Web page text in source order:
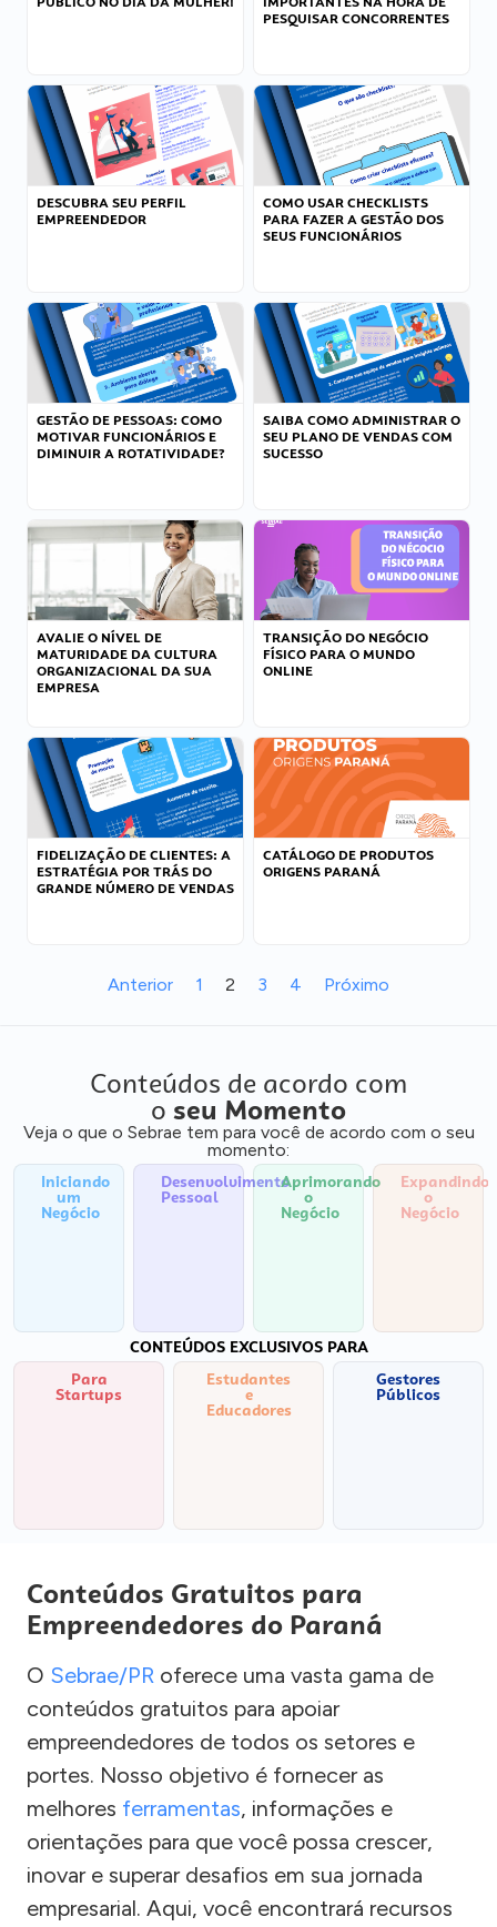
PESQUISAR CONCORRENTES
DESCUBRA SEU PERFIL
EMPREENDEDOR
COMO USAR CHECKLISTS
PARA FAZER A GESTÃO DOS
SEUS FUNCIONÁRIOS
GESTÃO DE PESSOAS: COMO
MOTIVAR FUNCIONÁRIOS E
DIMINUIR A ROTATIVIDADE?
SAIBA COMO ADMINISTRAR O
SEU PLANO DE VENDAS COM
SUCESSO
AVALIE O NÍVEL DE
MATURIDADE DA CULTURA
ORGANIZACIONAL DA SUA
EMPRESA
TRANSIÇÃO DO NEGÓCIO
FÍSICO PARA O MUNDO
ONLINE
FIDELIZAÇÃO DE CLIENTES: A
ESTRATÉGIA POR TRÁS DO
GRANDE NÚMERO DE VENDAS
CATÁLOGO DE PRODUTOS
ORIGENS PARANÁ
Anterior 1 2 3 4 Próximo
Conteúdos de acordo com
o seu Momento
Veja o que o Sebrae tem para você de acordo com o seu
momento:
Iniciando
um
Negócio
Desenvolvimento
Pessoal
Aprimorando
o
Negócio
Expandindo
o
Negócio
CONTEÚDOS EXCLUSIVOS PARA
Para
Startups
Estudantes
e
Educadores
Gestores
Públicos
Conteúdos Gratuitos para
Empreendedores do Paraná
O Sebrae/PR oferece uma vasta gama de
conteúdos gratuitos para apoiar
empreendedores de todos os setores e
portes. Nosso objetivo é fornecer as
melhores ferramentas, informações e
orientações para que você possa crescer,
inovar e superar desafios em sua jornada
empresarial. Aqui, você encontrará recursos